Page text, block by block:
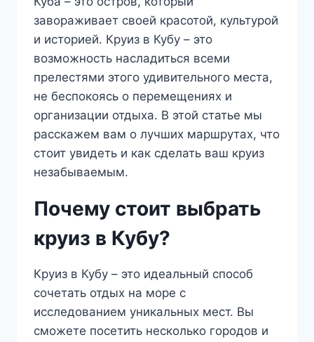
завораживает своей красотой, культурой
и историей. Круиз в Кубу – это
возможность насладиться всеми
прелестями этого удивительного места,
не беспокоясь о перемещениях и
организации отдыха. В этой статье мы
расскажем вам о лучших маршрутах, что
стоит увидеть и как сделать ваш круиз
незабываемым.
Почему стоит выбрать
круиз в Кубу?
Круиз в Кубу – это идеальный способ
сочетать отдых на море с
исследованием уникальных мест. Вы
сможете посетить несколько городов и